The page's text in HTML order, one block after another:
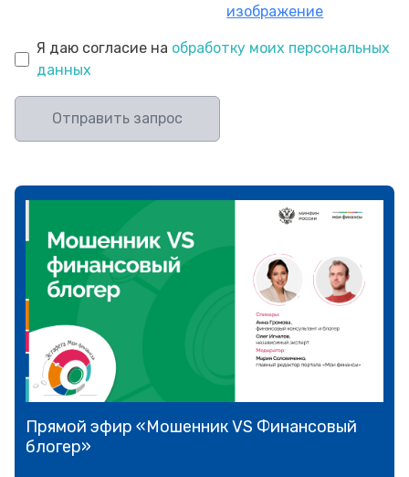
изображение
Я даю согласие на обработку моих персональных
данных
Отправить запрос
Прямой эфир «Мошенник VS Финансовый
блогер»